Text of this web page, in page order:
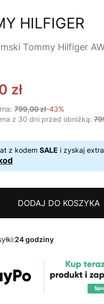
HILFIGER
Tommy Hilfiger
zł
799,00 zł-43%
z 30 dni przed obniżką:
z kodem SALE i zyskaj
DODAJ DO KOSZYKA
24 godziny